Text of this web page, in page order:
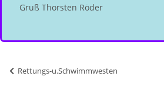
Gruß Thorsten Röder
Rettungs-u.Schwimmwesten